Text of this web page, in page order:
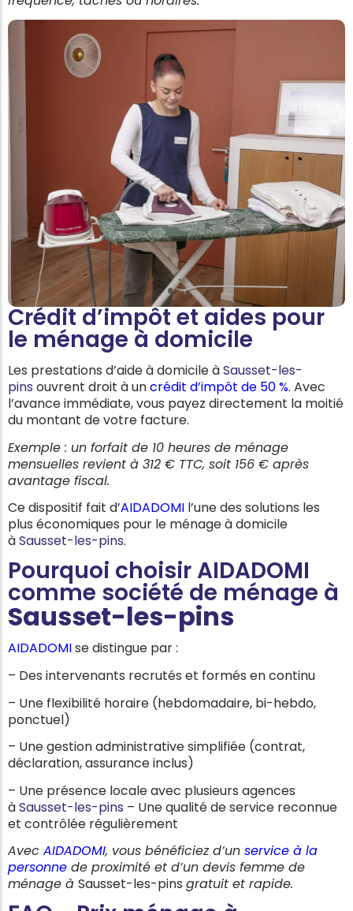
Crédit d’impôt et aides pour
le ménage à domicile
Les prestations d’aide à domicile àSausset-les-
pins ouvrent droit à uncrédit d’impôt de 50 %. Avec
l’avance immédiate, vous payez directement la moitié
du montant de votre facture.
Exemple : un forfait de 10 heures de ménage
mensuelles revient à 312 € TTC, soit 156 € après
avantage fiscal.
Ce dispositif fait d’AIDADOMI l’une des solutions les
plus économiques pour le ménage à domicile
àSausset-les-pins.
Pourquoi choisir AIDADOMI
comme société de ménage à
Sausset-les-pins
AIDADOMIse distingue par :
– Des intervenants recrutés et formés en continu
– Une flexibilité horaire (hebdomadaire, bi-hebdo,
ponctuel)
– Une gestion administrative simplifiée (contrat,
déclaration, assurance inclus)
– Une présence locale avec plusieurs agences
àSausset-les-pins – Une qualité de service reconnue
et contrôlée régulièrement
Avec AIDADOMI, vous bénéficiez d’un service à la
personne de proximité et d’un devis femme de
ménage à Sausset-les-pins gratuit et rapide.